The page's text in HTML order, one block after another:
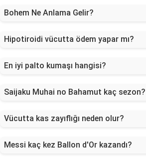
Bohem Ne Anlama Gelir?
Hipotiroidi vücutta ödem yapar mı?
En iyi palto kumaşı hangisi?
Saijaku Muhai no Bahamut kaç sezon?
Vücutta kas zayıflığı neden olur?
Messi kaç kez Ballon d'Or kazandı?